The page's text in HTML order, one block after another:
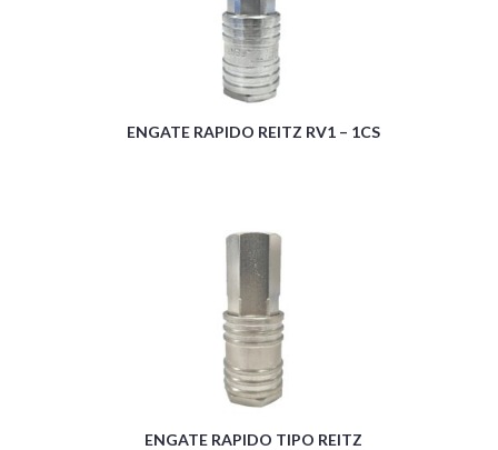
ENGATE RAPIDO REITZ RV1 – 1CS
ENGATE RAPIDO TIPO REITZ